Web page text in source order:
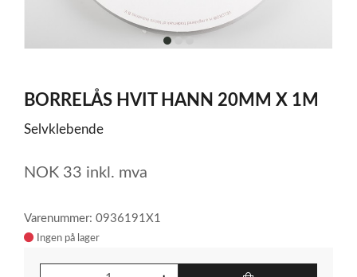
itemitemitem
of
3
BORRELÅS HVIT HANN 20MM X 1M
Selvklebende
NOK 33 inkl. mva
Varenummer: 0936191X1
Ingen på lager